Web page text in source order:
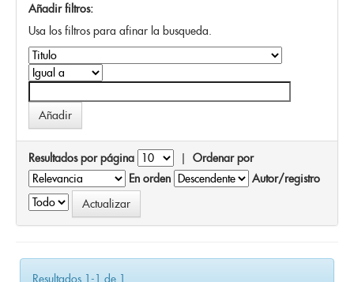
Añadir filtros:
Usa los filtros para afinar la busqueda.
Resultados por página | Ordenar por
En orden
Autor/registro
Resultados 1-1 de 1.